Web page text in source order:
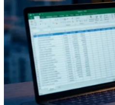
07Contact